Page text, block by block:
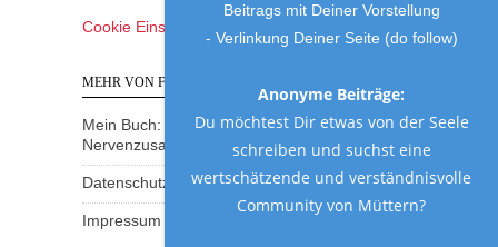
Cookie Einstellungen
MEHR VON FRAU MUTTER
Mein Buch: Eine Mama am Rande des
Nervenzusammenbruchs
Datenschutzerklärung
Impressum
Beitrags mit Deiner Vorstellung
- Verlinkung Deiner Seite (do follow)
Anonyme Beiträge:
Du möchtest Dir etwas von der Seele
schreiben und suchst eine
wertschätzende und verständnisvolle
Community von Müttern?